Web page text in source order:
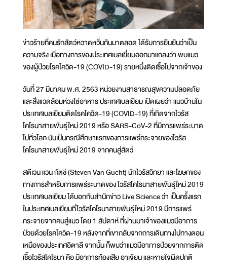
ข่าวร้ายที่คนรักสัตว์หวาดหวั่นกันมาตลอด ได้รับการยืนยันว่าเป็น
ความจริง เมื่อทางการของประเทศเบลเยี่ยมออกมาแถลงว่า พบแมว
ของผู้ป่วยโรคโควิด-19 (COVID-19) รายหนึ่งติดเชื้อไปจากเจ้าของ
วันที่ 27 มีนาคม พ.ศ. 2563 หน่วยงานสาธารณสุขความปลอดภัย
และสิ่งแวดล้อมห่วงโซ่อาหาร ประเทศเบลเยียม เปิดเผยว่า แมวบ้านใน
ประเทศเบลเยียมติดโรคโควิด-19 (COVID-19) ที่เกิดจากไวรัส
โคโรนาสายพันธุ์ใหม่ 2019 หรือ SARS-CoV-2 ที่มีการแพร่ระบาด
ไปทั่วโลก นับเป็นกรณีศึกษาแรกของการแพร่กระจายของไวรัส
โคโรนาสายพันธุ์ใหม่ 2019 จากคนสู่สัตว์
สตีเวน แวน กัตช์ (Steven Van Gucht) นักไวรัสวิทยา และโฆษกของ
ทางการสำหรับการแพร่ระบาดของ ไวรัสโคโรนาสายพันธุ์ใหม่ 2019
ประเทศเบลเยียม ได้บอกกับสำนักข่าว Live Science ว่า เป็นครั้งแรก
ในประเทศเบลเยียมที่ไวรัสโคโรนาสายพันธุ์ใหม่ 2019 มีการแพร่
กระจายจากคนสู่แมว โดย 1 สัปดาห์ ที่ผ่านมาเจ้าของแมวมีอาการ
ป่วยด้วยโรคโควิด-19 หลังจากที่เขากลับจากการเดินทางไปทางตอน
เหนือของประเทศอิตาลี จากนั้น ก็พบว่าแมวมีอาการป่วยจากการติด
เชื้อไวรัสโคโรนา คือ มีอาการท้องเสีย อาเจียน และหายใจผิดปกติ